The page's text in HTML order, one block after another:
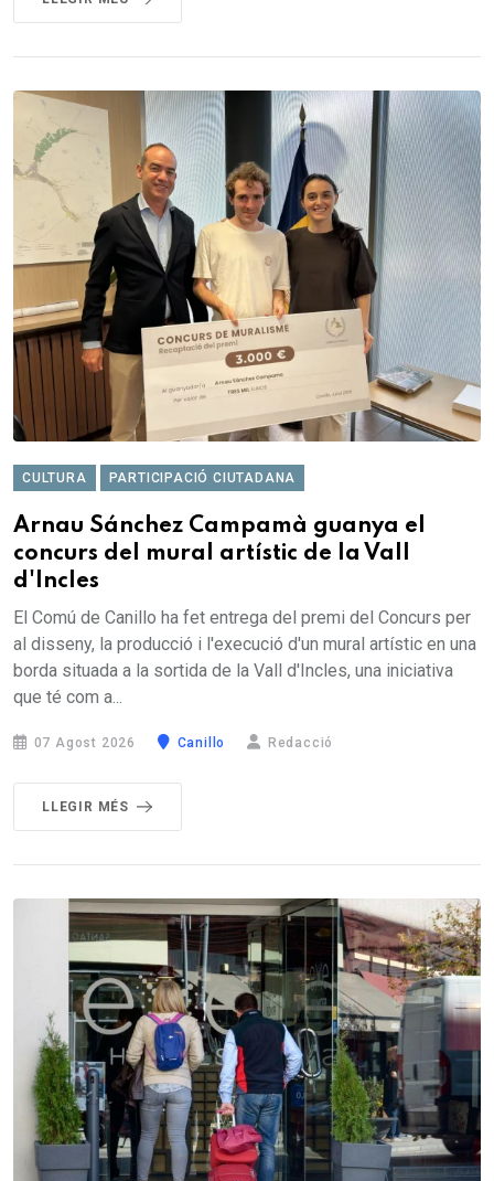
CULTURA PARTICIPACIÓ CIUTADANA
Arnau Sánchez Campamà guanya el
concurs del mural artístic de la Vall
d'Incles
El Comú de Canillo ha fet entrega del premi del Concurs per
al disseny, la producció i l'execució d'un mural artístic en una
borda situada a la sortida de la Vall d'Incles, una iniciativa
que té com a...
07 Agost 2026 Canillo Redacció
LLEGIR MÉS